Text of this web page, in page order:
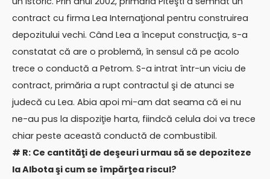
contract cu firma Lea Internaţional pentru construirea
depozitului vechi. Când Lea a început construcţia, s-a
constatat că are o problemă, în sensul că pe acolo
trece o conductă a Petrom. S-a intrat într-un viciu de
contract, primăria a rupt contractul şi de atunci se
judecă cu Lea. Abia apoi mi-am dat seama că ei nu
ne-au pus la dispoziţie harta, fiindcă celula doi va trece
chiar peste această conductă de combustibil.
# R: Ce cantităţi de deşeuri urmau să se depoziteze
la Albota şi cum se împărţea riscul?